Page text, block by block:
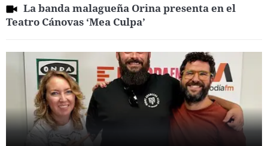
La banda malagueña Orina presenta en el
Teatro Cánovas ‘Mea Culpa’